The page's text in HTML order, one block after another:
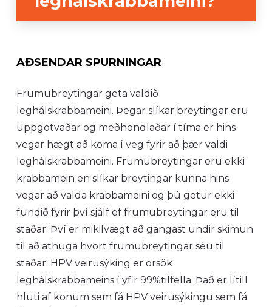
AÐSENDAR SPURNINGAR
Frumubreytingar geta valdið
leghálskrabbameini. Þegar slíkar breytingar eru
uppgötvaðar og meðhöndlaðar í tíma er hins
vegar hægt að koma í veg fyrir að þær valdi
leghálskrabbameini. Frumubreytingar eru ekki
krabbamein en slíkar breytingar kunna hins
vegar að valda krabbameini og þú getur ekki
fundið fyrir því sjálf ef frumubreytingar eru til
staðar. Því er mikilvægt að gangast undir skimun
til að athuga hvort frumubreytingar séu til
staðar. HPV veirusýking er orsök
leghálskrabbameins í yfir 99%tilfella. Það er lítill
hluti af konum sem fá HPV veirusýkingu sem fá